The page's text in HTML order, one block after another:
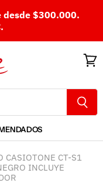
desde $300.000.
CASIOTONE CT-S1
INCLUYE